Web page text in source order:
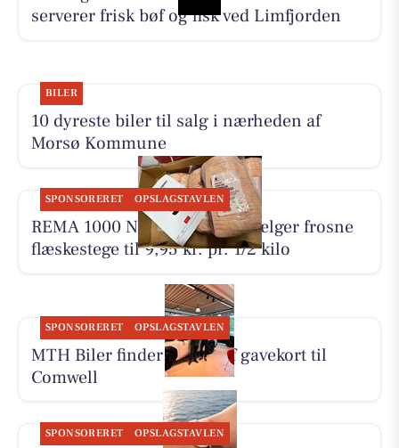
serverer frisk bøf og fisk ved Limfjorden
BILER
10 dyreste biler til salg i nærheden af
Morsø Kommune
SPONSORERET OPSLAGSTAVLEN
REMA 1000 Nykøbing Mors sælger frosne
flæskestege til 9,95 kr. pr. 1/2 kilo
SPONSORERET OPSLAGSTAVLEN
MTH Biler finder vinder af gavekort til
Comwell
SPONSORERET OPSLAGSTAVLEN